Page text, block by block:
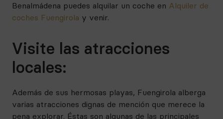
Benalmádena puedes alquilar un coche en Alquiler de
coches Fuengirola y venir.
Visite las atracciones
locales:
Además de sus hermosas playas, Fuengirola alberga
varias atracciones dignas de mención que merece la
pena explorar. Éstas son algunas de las principales